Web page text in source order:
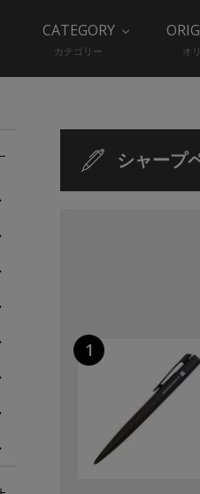
CATEGORY
カテゴリー オ
シャープ